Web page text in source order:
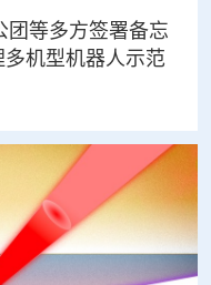
团等多方签署备忘
机型机器人示范